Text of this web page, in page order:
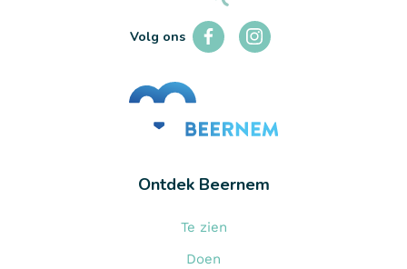
Volg ons
Ontdek Beernem
Te zien
Doen